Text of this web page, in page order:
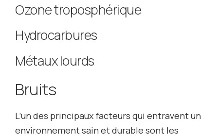
Ozone troposphérique
Hydrocarbures
Métaux lourds
Bruits
L’un des principaux facteurs qui entravent un
environnement sain et durable sont les